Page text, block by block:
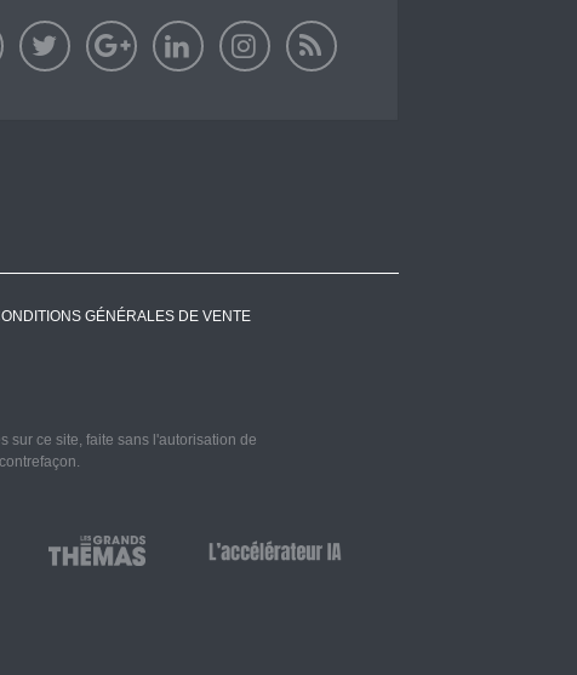
GÉNÉRALES DE VENTE
sur ce site, faite sans l'autorisation de